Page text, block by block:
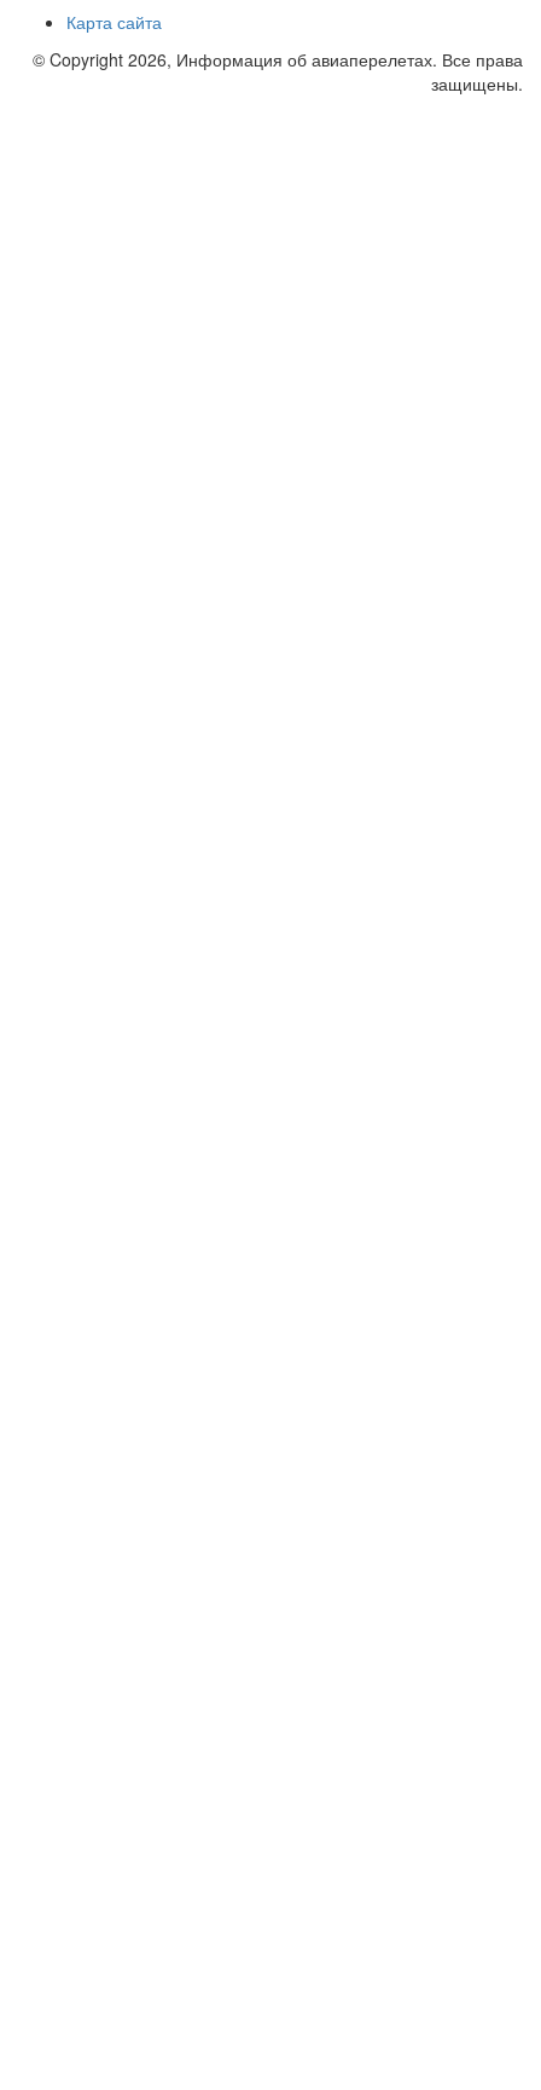
Карта сайта
© Copyright 2026, Информация об авиаперелетах. Все права
защищены.